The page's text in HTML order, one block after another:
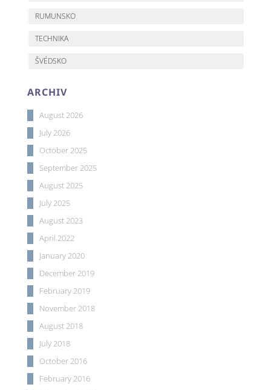
RUMUNSKO
TECHNIKA
ŠVÉDSKO
ARCHIV
August 2026
July 2026
October 2025
September 2025
August 2025
July 2025
August 2023
April 2022
January 2020
December 2019
February 2019
November 2018
August 2018
July 2018
October 2016
February 2016